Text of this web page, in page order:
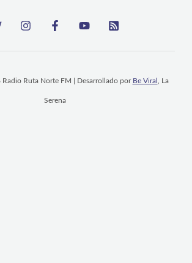
Ruta Norte FM | Desarrollado por Be Viral , La
Serena